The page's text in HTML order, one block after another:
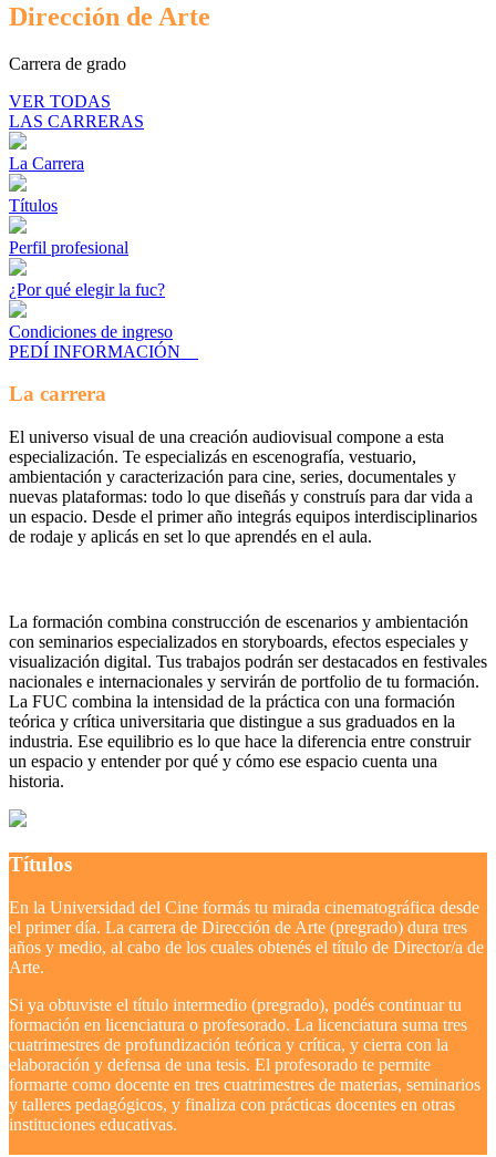
Dirección de Arte
Carrera de grado
VER TODAS
LAS CARRERAS
La Carrera
Títulos
Perfil profesional
¿Por qué elegir la fuc?
Condiciones de ingreso
PEDÍ INFORMACIÓN
La carrera
El universo visual de una creación audiovisual compone a esta
especialización. Te especializás en escenografía, vestuario,
ambientación y caracterización para cine, series, documentales y
nuevas plataformas: todo lo que diseñás y construís para dar vida a
un espacio. Desde el primer año integrás equipos interdisciplinarios
de rodaje y aplicás en set lo que aprendés en el aula.
La formación combina construcción de escenarios y ambientación
con seminarios especializados en storyboards, efectos especiales y
visualización digital. Tus trabajos podrán ser destacados en festivales
nacionales e internacionales y servirán de portfolio de tu formación.
La FUC combina la intensidad de la práctica con una formación
teórica y crítica universitaria que distingue a sus graduados en la
industria. Ese equilibrio es lo que hace la diferencia entre construir
un espacio y entender por qué y cómo ese espacio cuenta una
historia.
Títulos
En la Universidad del Cine formás tu mirada cinematográfica desde
el primer día. La carrera de Dirección de Arte (pregrado) dura tres
años y medio, al cabo de los cuales obtenés el título de Director/a de
Arte.
Si ya obtuviste el título intermedio (pregrado), podés continuar tu
formación en licenciatura o profesorado. La licenciatura suma tres
cuatrimestres de profundización teórica y crítica, y cierra con la
elaboración y defensa de una tesis. El profesorado te permite
formarte como docente en tres cuatrimestres de materias, seminarios
y talleres pedagógicos, y finaliza con prácticas docentes en otras
instituciones educativas.